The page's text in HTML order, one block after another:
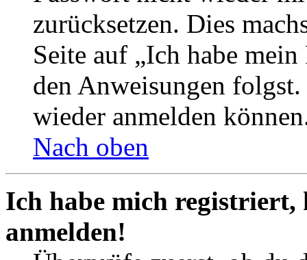
zurücksetzen. Dies
Seite auf „Ich habe
den Anweisungen
wieder anmelden
Nach oben
Ich habe mich
anmelden!